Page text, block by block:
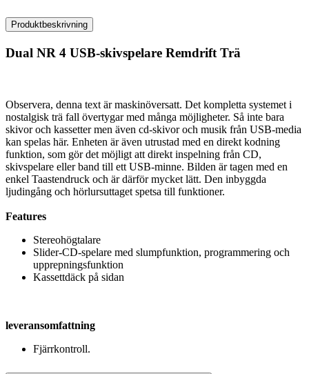
Produktbeskrivning
Dual NR 4 USB-skivspelare Remdrift Trä
Observera, denna text är maskinöversatt. Det kompletta systemet i
nostalgisk trä fall övertygar med många möjligheter. Så inte bara
skivor och kassetter men även cd-skivor och musik från USB-media
kan spelas här. Enheten är även utrustad med en direkt kodning
funktion, som gör det möjligt att direkt inspelning från CD,
skivspelare eller band till ett USB-minne. Bilden är tagen med en
enkel Taastendruck och är därför mycket lätt. Den inbyggda
ljudingång och hörlursuttaget spetsa till funktioner.
Features
Stereohögtalare
Slider-CD-spelare med slumpfunktion, programmering och
upprepningsfunktion
Kassettdäck på sidan
leveransomfattning
Fjärrkontroll.